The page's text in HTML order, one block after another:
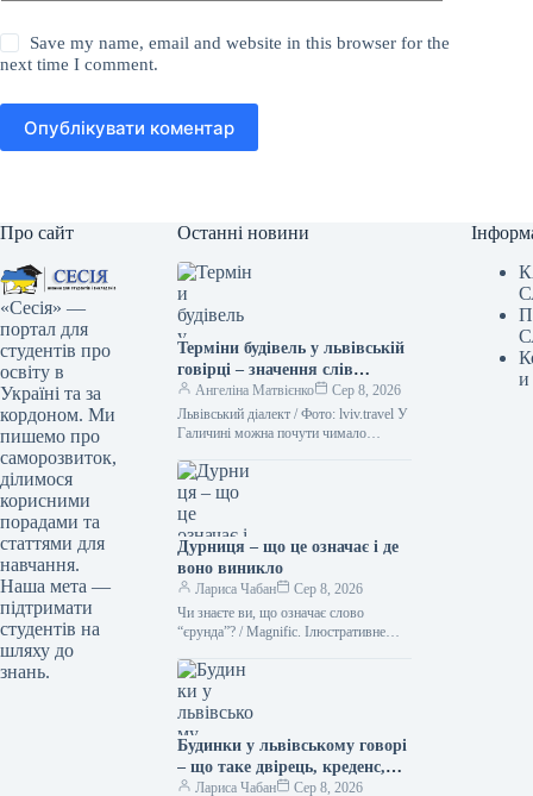
Save my name, email and website in this browser for the
next time I comment.
Опублікувати коментар
Про сайт
«Сесія» —
портал для
студентів про
освіту в
Україні та за
кордоном. Ми
пишемо про
саморозвиток,
ділимося
корисними
порадами та
статтями для
навчання.
Наша мета —
підтримати
студентів на
шляху до
знань.
Останні новини
Терміни будівель у львівській
говірці – значення слів
“двірець”, “креденс”,
“кнайпа”
Ангеліна Матвієнко
Сер 8, 2026
Львівський діалект / Фото: lviv.travel У
Галичині можна почути чимало
спантеличити навіть досвідченого
мандрівника.…
Дурниця – що це означає і де
воно виникло
Лариса Чабан
Сер 8, 2026
Чи знаєте ви, що означає слово
“єрунда”? / Magnific. Ілюстративне
виявляється цікавішою за його
сучасне…
Будинки у львівському говорі
– що таке двірець, креденс,
кнайпа
Лариса Чабан Сер 8, 2026
и